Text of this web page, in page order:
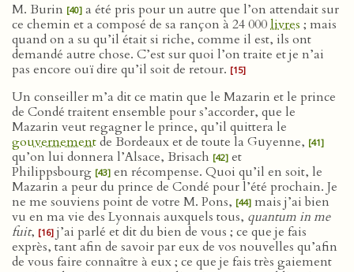
M. Burin [40] a été pris pour un autre que l’on attendait sur
ce chemin et a composé de sa rançon à 24 000livres ; mais
quand on a su qu’il était si riche, comme il est, ils ont
demandé autre chose. C’est sur quoi l’on traite et je n’ai
pas encore ouï dire qu’il soit de retour. [15]
Un conseiller m’a dit ce matin que le Mazarin et le prince
de Condé traitent ensemble pour s’accorder, que le
Mazarin veut regagner le prince, qu’il quittera le
gouvernementde Bordeaux et de toute la Guyenne, [41]
qu’on lui donnera l’Alsace, Brisach [42] et
Philippsbourg [43] en récompense. Quoi qu’il en soit, le
Mazarin a peur du prince de Condé pour l’été prochain. Je
ne me souviens point de votre M. Pons, [44] mais j’ai bien
vu en ma vie des Lyonnais auxquels tous, quantum in me
fuit, [16] j’ai parlé et dit du bien de vous ; ce que je fais
exprès, tant afin de savoir par eux de vos nouvelles qu’afin
de vous faire connaître à eux ; ce que je fais très gaiement